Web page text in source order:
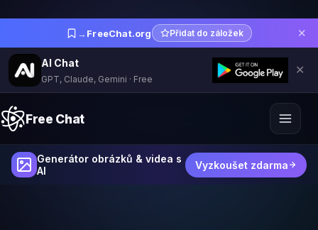
→ FreeChat.org Přidat do záložek ✕
AI Chat
GPT, Claude, Gemini · Free
✕
Free Chat
Generátor obrázků & videa s
AI
Vyzkoušet zdarma